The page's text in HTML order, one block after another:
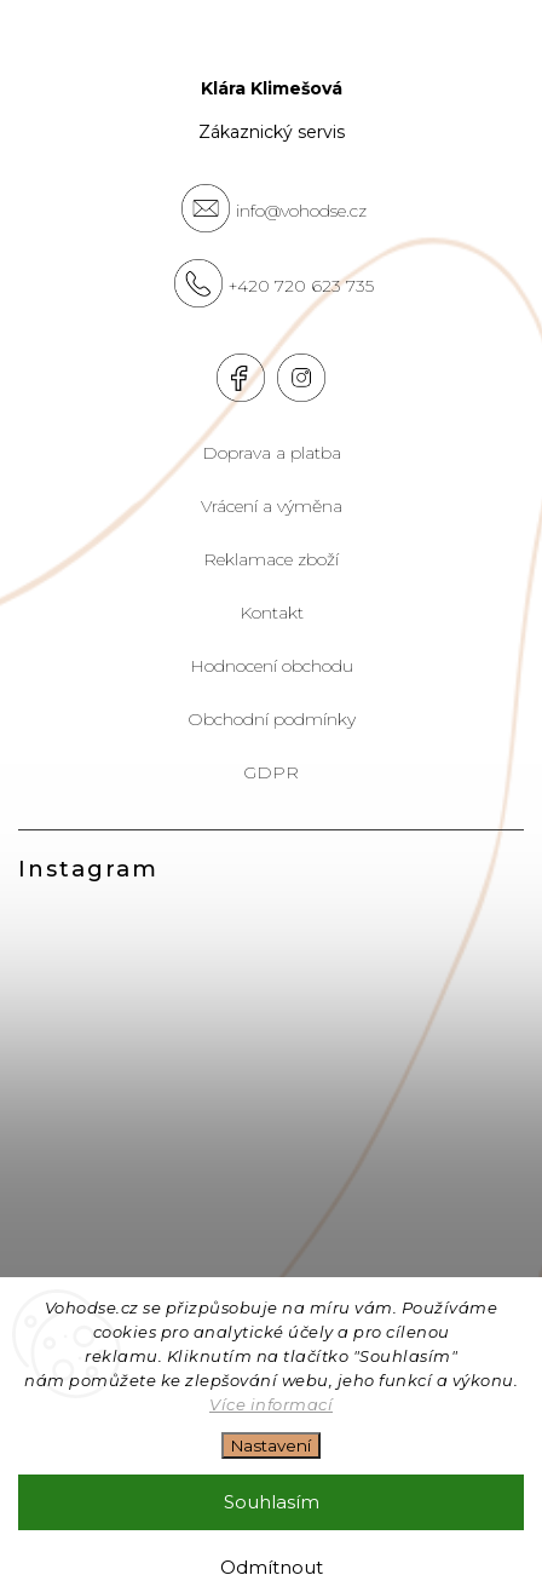
Vohodse.cz se přizpůsobuje na míru vám. Používáme
cookies pro analytické účely a pro cílenou
reklamu. Kliknutím na tlačítko "Souhlasím"
nám pomůžete ke zlepšování webu, jeho funkcí a výkonu.
Více informací
Nastavení
Odmítnout
Souhlasím
Instagram
Sledovat na Instagramu
Klára Klimešová
Zákaznický servis
info@vohodse.cz
+420 720 623 735
Doprava a platba
Vrácení a výměna
Reklamace zboží
Kontakt
Hodnocení obchodu
Obchodní podmínky
GDPR
Copyright 2026Vohodse.cz. Všechna práva vyhrazena.
Upravit nastavení cookies